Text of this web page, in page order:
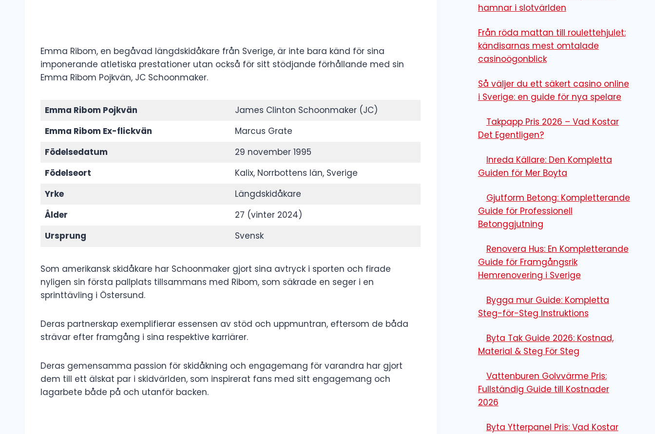
Emma Ribom, en begåvad längdskidåkare från Sverige, är inte bara känd för sina
imponerande atletiska prestationer utan också för sitt stödjande förhållande med sin
Emma Ribom Pojkvän, JC Schoonmaker.
Emma Ribom Pojkvän
James Clinton Schoonmaker (JC)
Emma Ribom Ex-flickvän
Marcus Grate
Födelsedatum
29 november 1995
Födelseort
Kalix, Norrbottens län, Sverige
Yrke
Längdskidåkare
Ålder
27 (vinter 2024)
Ursprung
Svensk
Som amerikansk skidåkare har Schoonmaker gjort sina avtryck i sporten och firade
nyligen sin första pallplats tillsammans med Ribom, som säkrade en seger i en
sprinttävling i Östersund.
Deras partnerskap exemplifierar essensen av stöd och uppmuntran, eftersom de båda
strävar efter framgång i sina respektive karriärer.
Deras gemensamma passion för skidåkning och engagemang för varandra har gjort
dem till ett älskat par i skidvärlden, som inspirerat fans med sitt engagemang och
lagarbete både på och utanför backen.
hamnar i slotvärlden
Från röda mattan till roulettehjulet:
kändisarnas mest omtalade
casinoögonblick
Så väljer du ett säkert casino online
i Sverige: en guide för nya spelare
Takpapp Pris 2026 – Vad Kostar
Det Egentligen?
Inreda Källare: Den Kompletta
Guiden för Mer Boyta
Gjutform Betong: Kompletterande
Guide för Professionell
Betonggjutning
Renovera Hus: En Kompletterande
Guide för Framgångsrik
Hemrenovering i Sverige
Bygga mur Guide: Kompletta
Steg-för-Steg Instruktions
Byta Tak Guide 2026: Kostnad,
Material & Steg För Steg
Vattenburen Golvvärme Pris:
Fullständig Guide till Kostnader
2026
Byta Ytterpanel Pris: Vad Kostar